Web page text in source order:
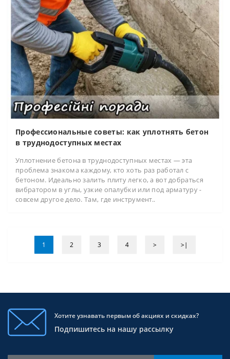
Профессиональные советы: как уплотнять бетон
в труднодоступных местах
Уплотнение бетона в труднодоступных местах — эта
проблема знакома каждому, кто хоть раз работал с
бетоном. Идеально залить плиту легко, а вот добраться
вибратором в углы, узкие опалубки или под арматуру -
совсем другое дело. Там, где инструмент..
1 2 3 4 > >|
Хотите узнавать первым об акциях и скидках?
Подпишитесь на нашу рассылку